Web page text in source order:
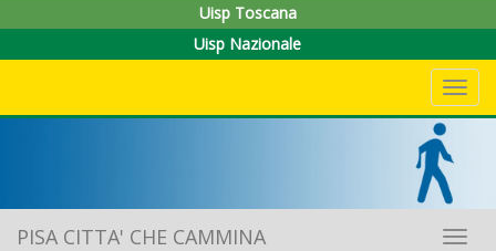
Uisp Toscana
Uisp Nazionale
PISA CITTA' CHE CAMMINA